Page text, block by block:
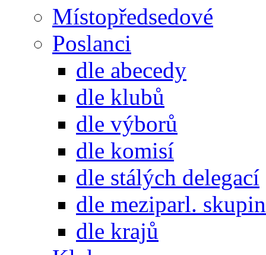
Místopředsedové
Poslanci
dle abecedy
dle klubů
dle výborů
dle komisí
dle stálých delegací
dle meziparl. skupin
dle krajů